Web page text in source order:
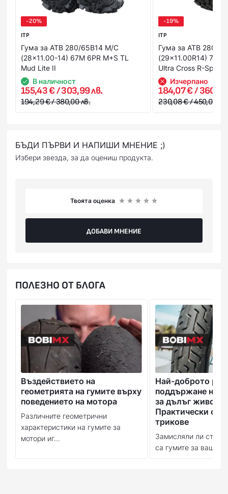
Вашата банкова карта.
-20%
ITP
Гума за АТВ 280/65B14 M/C
(28x11.00-14) 67M 6PR M+S TL
Mud Lite II
В наличност
155,43 € / 303,99 лв.
194,29 € / 380,00 лв.
-19%
ITP
Гума за АТВ 280/
(29x11.00R14) 73M
Ultra Cross R-Spec
Изчерпано
184,07 € / 360,01
230,08 € / 450,00 лв.
БЪДИ ПЪРВИ И НАПИШИ МНЕНИЕ ;)
Избери звезда, за да оцениш продукта.
Твоята оценка
ДОБАВИ МНЕНИЕ
ПОЛЕЗНО ОТ БЛОГА
Въздействието на
геометрията на гумите върху
поведението на мотора
Различните геометрични
характеристики на гумите за
мотори иг...
Най-доброто
поддържане на
за дълъг живот:
Практически
трикове
Замисляли ли сте
са гумите за вашия